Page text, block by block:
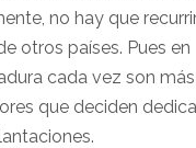
no hay que
otros países. Pues en
cada vez son
que deciden